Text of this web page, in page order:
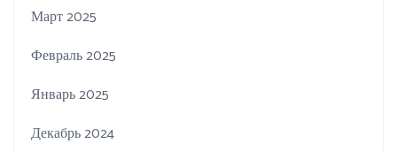
Март 2025
Февраль 2025
Январь 2025
Декабрь 2024